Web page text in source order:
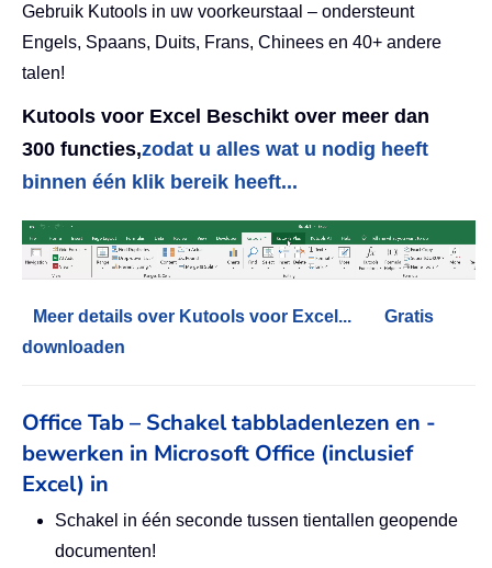
Gebruik Kutools in uw voorkeurstaal – ondersteunt
Engels, Spaans, Duits, Frans, Chinees en 40+ andere
talen!
Kutools voor Excel Beschikt over meer dan
300 functies,zodat u alles wat u nodig heeft
binnen één klik bereik heeft...
Meer details over Kutools voor Excel...
Gratis
downloaden
Office Tab – Schakel tabbladenlezen en -
bewerken in Microsoft Office (inclusief
Excel) in
Schakel in één seconde tussen tientallen geopende
documenten!